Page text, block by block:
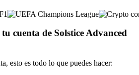
cuenta de Solstice Advanced
esto es todo lo que puedes hacer: